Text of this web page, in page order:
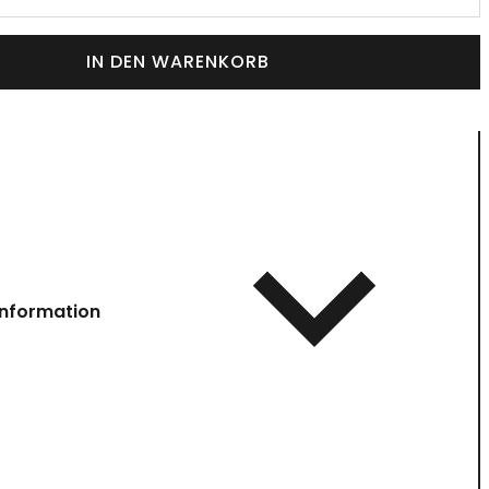
IN DEN WARENKORB